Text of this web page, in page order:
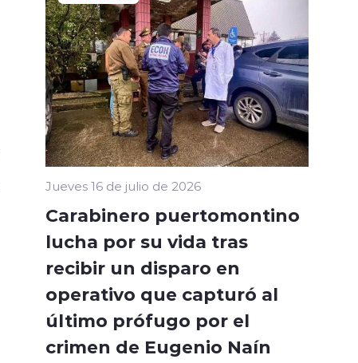
Jueves 16 de julio de 2026
Carabinero puertomontino
lucha por su vida tras
recibir un disparo en
operativo que capturó al
último prófugo por el
crimen de Eugenio Naín